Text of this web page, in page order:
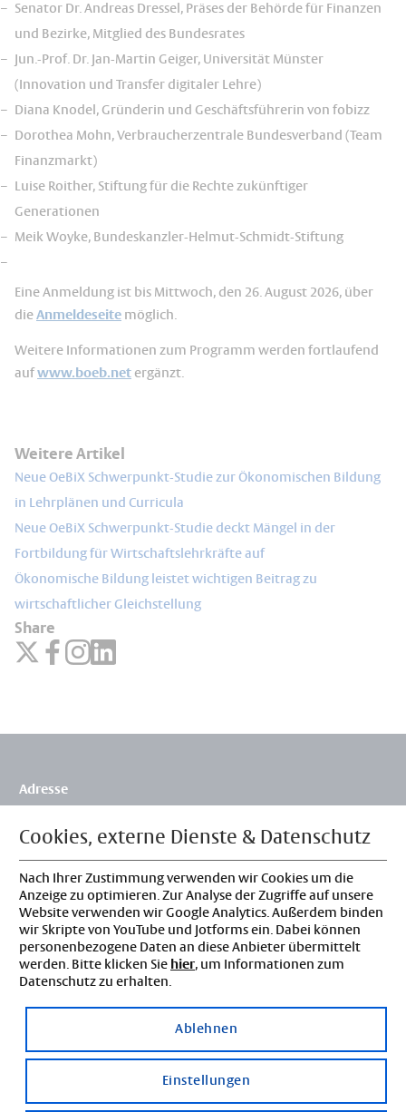
Senator Dr. Andreas Dressel, Präses der Behörde für Finanzen
und Bezirke, Mitglied des Bundesrates
Jun.-Prof. Dr. Jan-Martin Geiger, Universität Münster
(Innovation und Transfer digitaler Lehre)
Diana Knodel, Gründerin und Geschäftsführerin von fobizz
Dorothea Mohn, Verbraucherzentrale Bundesverband (Team
Finanzmarkt)
Luise Roither, Stiftung für die Rechte zukünftiger
Generationen
Meik Woyke, Bundeskanzler-Helmut-Schmidt-Stiftung
Eine Anmeldung ist bis Mittwoch, den 26. August 2026, über
dieAnmeldeseite möglich.
Weitere Informationen zum Programm werden fortlaufend
aufwww.boeb.net ergänzt.
Weitere Artikel
Neue OeBiX Schwerpunkt-Studie zur Ökonomischen Bildung
in Lehrplänen und Curricula
Neue OeBiX Schwerpunkt-Studie deckt Mängel in der
Fortbildung für Wirtschaftslehrkräfte auf
Ökonomische Bildung leistet wichtigen Beitrag zu
wirtschaftlicher Gleichstellung
Share
Adresse
Siegburger Str. 229b
Deutschland
Kontakt
Tel: 0221 3388-0
info@fvs-stiftung.de
Rechtliches
Impressum
Datenschutz
Datenschutzeinstellungen
Cookies, externe Dienste & Datenschutz
Nach Ihrer Zustimmung verwenden wir Cookies um die
Anzeige zu optimieren. Zur Analyse der Zugriffe auf unsere
Website verwenden wir Google Analytics. Außerdem binden
wir Skripte von YouTube und Jotforms ein. Dabei können
personenbezogene Daten an diese Anbieter übermittelt
werden. Bitte klicken Sie hier, um Informationen zum
Datenschutz zu erhalten.
Ablehnen
Einstellungen